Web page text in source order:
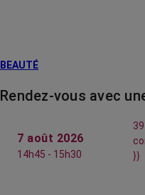
BEAUTÉ
Rendez-vous avec
7 août 2026
14h45 - 15h30
}}